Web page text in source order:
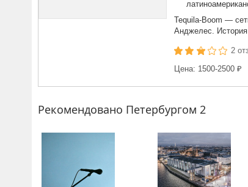
Tequila-Boom —
Анджелес. История
2
Цена: 1500-2500 ₽
Рекомендовано Петербургом 2